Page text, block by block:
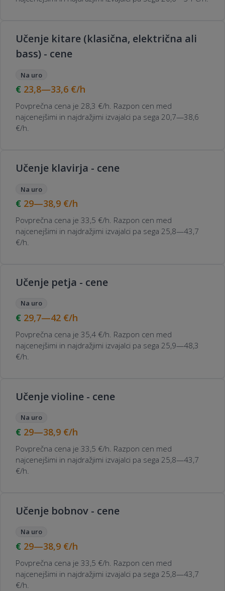
Učenje kitare (klasična, električna ali
bass) - cene
Na uro
23,8—33,6 €/h
Povprečna cena je 28,3 €/h. Razpon cen med
najcenejšimi in najdražjimi izvajalci pa sega 20,7—38,6
€/h.
Učenje klavirja - cene
Na uro
29—38,9 €/h
Povprečna cena je 33,5 €/h. Razpon cen med
najcenejšimi in najdražjimi izvajalci pa sega 25,8—43,7
€/h.
Učenje petja - cene
Na uro
29,7—42 €/h
Povprečna cena je 35,4 €/h. Razpon cen med
najcenejšimi in najdražjimi izvajalci pa sega 25,9—48,3
€/h.
Učenje violine - cene
Na uro
29—38,9 €/h
Povprečna cena je 33,5 €/h. Razpon cen med
najcenejšimi in najdražjimi izvajalci pa sega 25,8—43,7
€/h.
Učenje bobnov - cene
Na uro
29—38,9 €/h
Povprečna cena je 33,5 €/h. Razpon cen med
najcenejšimi in najdražjimi izvajalci pa sega 25,8—43,7
€/h.